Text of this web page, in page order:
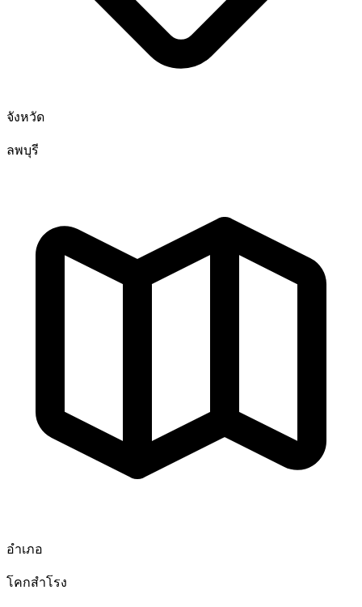
จังหวัด
ลพบุรี
อำเภอ
โคกสำโรง